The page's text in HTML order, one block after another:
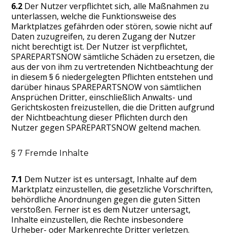
6.2 Der Nutzer verpflichtet sich, alle Maßnahmen zu
unterlassen, welche die Funktionsweise des
Marktplatzes gefährden oder stören, sowie nicht auf
Daten zuzugreifen, zu deren Zugang der Nutzer
nicht berechtigt ist. Der Nutzer ist verpflichtet,
SPAREPARTSNOW sämtliche Schäden zu ersetzen, die
aus der von ihm zu vertretenden Nichtbeachtung der
in diesem § 6 niedergelegten Pflichten entstehen und
darüber hinaus SPAREPARTSNOW von sämtlichen
Ansprüchen Dritter, einschließlich Anwalts- und
Gerichtskosten freizustellen, die die Dritten aufgrund
der Nichtbeachtung dieser Pflichten durch den
Nutzer gegen SPAREPARTSNOW geltend machen.
§ 7 Fremde Inhalte
7.1 Dem Nutzer ist es untersagt, Inhalte auf dem
Marktplatz einzustellen, die gesetzliche Vorschriften,
behördliche Anordnungen gegen die guten Sitten
verstoßen. Ferner ist es dem Nutzer untersagt,
Inhalte einzustellen, die Rechte insbesondere
Urheber- oder Markenrechte Dritter verletzen.